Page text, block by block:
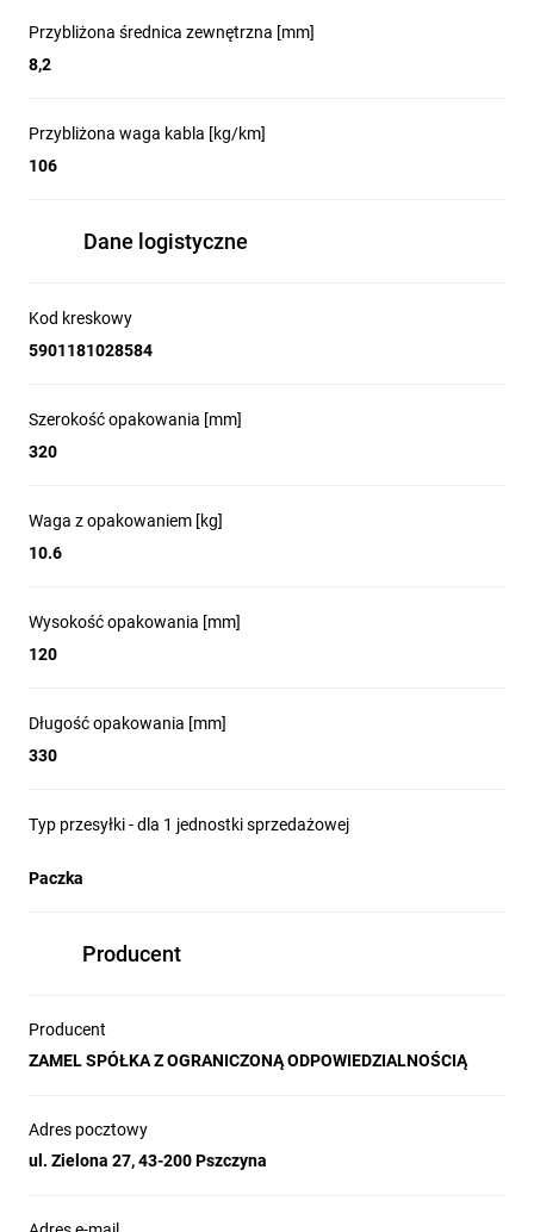
Przybliżona średnica zewnętrzna [mm]
8,2
Przybliżona waga kabla [kg/km]
106
Dane logistyczne
Kod kreskowy
5901181028584
Szerokość opakowania [mm]
320
Waga z opakowaniem [kg]
10.6
Wysokość opakowania [mm]
120
Długość opakowania [mm]
330
Typ przesyłki - dla 1 jednostki sprzedażowej
Paczka
Producent
Producent
ZAMEL SPÓŁKA Z OGRANICZONĄ ODPOWIEDZIALNOŚCIĄ
Adres pocztowy
ul. Zielona 27, 43-200 Pszczyna